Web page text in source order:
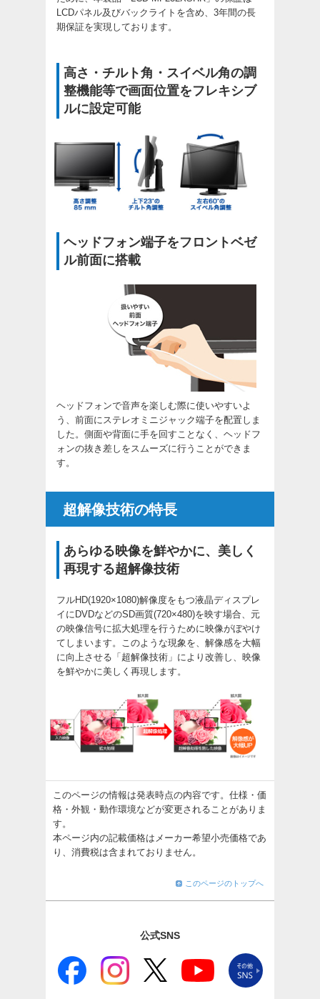
LCDパネル及びバックライトを含め、3年間の長
期保証を実現しております。
高さ・チルト角・スイベル角の調
整機能等で画面位置をフレキシブ
ルに設定可能
ヘッドフォン端子をフロントベゼ
ル前面に搭載
ヘッドフォンで音声を楽しむ際に使いやすいよ
う、前面にステレオミニジャック端子を配置しま
した。側面や背面に手を回すことなく、ヘッドフ
ォンの抜き差しをスムーズに行うことができま
す。
超解像技術の特長
あらゆる映像を鮮やかに、美しく
再現する超解像技術
フルHD(1920×1080)解像度をもつ液晶ディスプレ
イにDVDなどのSD画質(720×480)を映す場合、元
の映像信号に拡大処理を行うために映像がぼやけ
てしまいます。このような現象を、解像感を大幅
に向上させる「超解像技術」により改善し、映像
を鮮やかに美しく再現します。
このページの情報は発表時点の内容です。仕様・価
格・外観・動作環境などが変更されることがありま
す。
本ページ内の記載価格はメーカー希望小売価格であ
り、消費税は含まれておりません。
このページのトップへ
公式SNS